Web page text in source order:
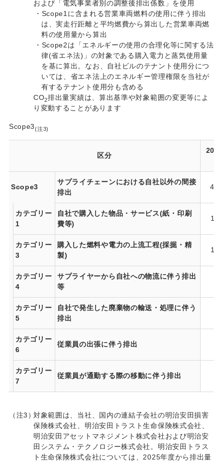
および「電気事業者別の調整後排出係数」を使用
・Scope1に含まれる営業車両燃料の使用に伴う排出
は、実走行距離と平均燃費から算出した営業車両燃
料の使用量から算出
・Scope2は「エネルギーの使用の合理化等に関する法
律(省エネ法)」の対象である購入電力と蒸気使用量
を基に算出。なお、自社ビルのテナント使用分につ
いては、省エネ法上のエネルギー管理権限を当社が
有するテナント使用分も含める
CO2排出量実績は、算出基準や対象範囲の変更等によ
り変動することがあります
Scope3(注3)
区分
Scope3
サプライチェーンにおける自社以外の間接
排出
カテゴリー
1
自社で購入した物品・サービス(紙・印刷
費等)
カテゴリー
3
購入した燃料や電力の上流工程(採掘・精
製)
カテゴリー
4
サプライヤーから自社への物流に伴う排出
等
カテゴリー
5
自社で発生した廃棄物の輸送・処理に伴う
排出
カテゴリー
6
従業員の出張に伴う排出
カテゴリー
7
従業員が通勤する際の移動に伴う排出
（注3）対象範囲は、当社、国内の連結子会社の明治安田損害
保険株式会社、明治安田トラスト生命保険株式会社、
明治安田アセットマネジメント株式会社および明治安
田システム・テクノロジー株式会社。明治安田トラス
ト生命保険株式会社については、2025年度から排出量